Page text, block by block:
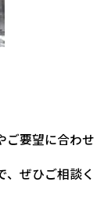
ご要望に合わせ
、ぜひご相談く